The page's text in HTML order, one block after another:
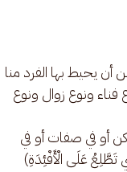
أن يحيط بها الفرد منا
فناء ونوع زوال ونوع
أو في صفات أو في
تَطَّلِعُ عَلَى الْأَفْئِدَةِ)